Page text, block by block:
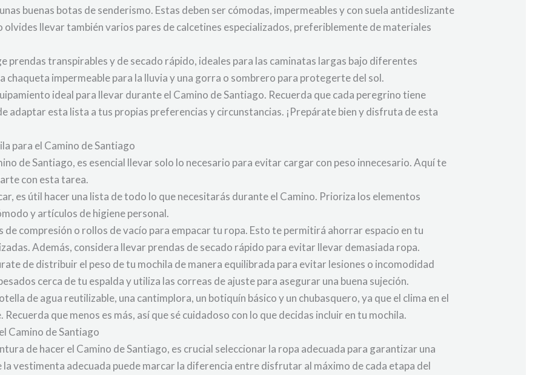
buenas botas de senderismo. Estas deben ser cómodas, impermeables y con suela antideslizante
llevar también varios pares de calcetines especializados, preferiblemente de materiales
prendas transpirables y de secado rápido, ideales para las caminatas largas bajo diferentes
chaqueta impermeable para la lluvia y una gorra o sombrero para protegerte del sol.
ideal para llevar durante el Camino de Santiago. Recuerda que cada peregrino tiene
adaptar esta lista a tus propias preferencias y circunstancias. ¡Prepárate bien y disfruta de esta
para el Camino de Santiago
de Santiago, es esencial llevar solo lo necesario para evitar cargar con peso innecesario. Aquí te
con esta tarea.
es útil hacer una lista de todo lo que necesitarás durante el Camino. Prioriza los elementos
y artículos de higiene personal.
compresión o rollos de vacío para empacar tu ropa. Esto te permitirá ahorrar espacio en tu
Además, considera llevar prendas de secado rápido para evitar llevar demasiada ropa.
de distribuir el peso de tu mochila de manera equilibrada para evitar lesiones o incomodidad
cerca de tu espalda y utiliza las correas de ajuste para asegurar una buena sujeción.
de agua reutilizable, una cantimplora, un botiquín básico y un chubasquero, ya que el clima en el
que menos es más, así que sé cuidadoso con lo que decidas incluir en tu mochila.
Camino de Santiago
de hacer el Camino de Santiago, es crucial seleccionar la ropa adecuada para garantizar una
la vestimenta adecuada puede marcar la diferencia entre disfrutar al máximo de cada etapa del